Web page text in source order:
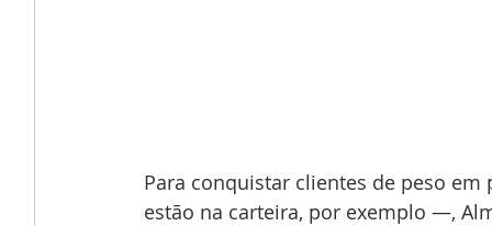
Para conquistar clientes de peso
estão na carteira, por exemplo —,